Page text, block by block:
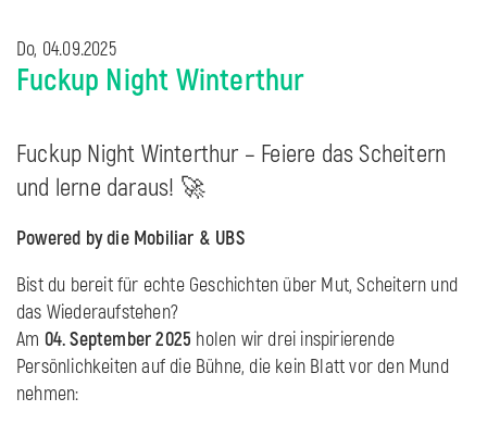
Do, 04.09.2025
Fuckup Night Winterthur
Fuckup Night Winterthur – Feiere das Scheitern
und lerne daraus! 🚀
Powered by die Mobiliar & UBS
Bist du bereit für echte Geschichten über Mut, Scheitern und
das Wiederaufstehen?
Am 04. September 2025 holen wir drei inspirierende
Persönlichkeiten auf die Bühne, die kein Blatt vor den Mund
nehmen: